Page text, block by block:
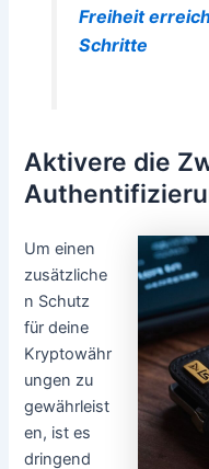
Freiheit
Schritte
Aktivere die
Um einen
zusätzliche
n Schutz
für deine
Kryptowähr
ungen zu
gewährleist
en, ist es
dringend